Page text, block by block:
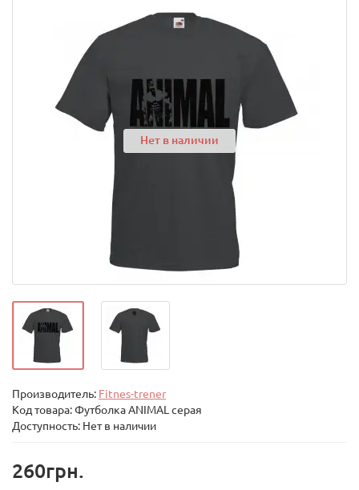
Нет в наличии
Производитель: Fitnes-trener
Код товара:Футболка ANIMAL серая
Доступность: Нет в наличии
260грн.